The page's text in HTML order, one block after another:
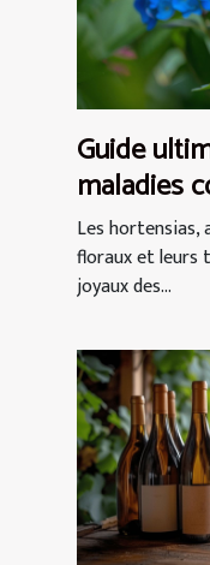
Guide
maladies
hortensias
Les hortensias,
floraux et leurs
joyaux des...